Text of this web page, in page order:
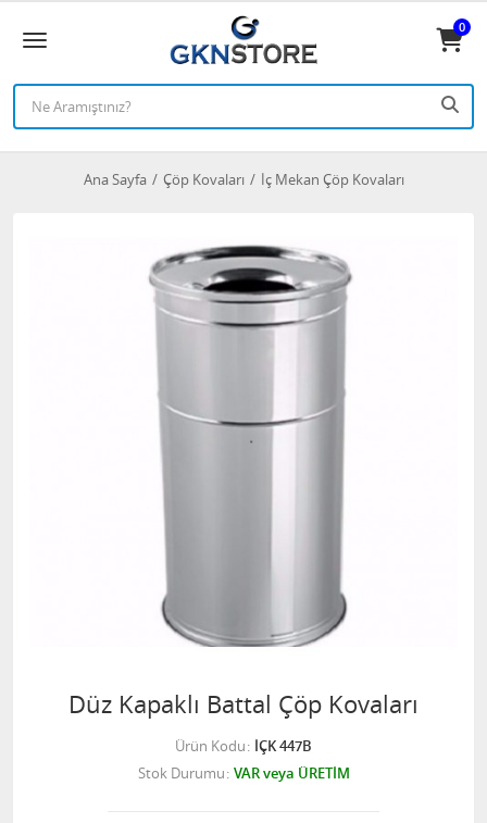
0
Ana Sayfa Çöp Kovaları İç Mekan Çöp Kovaları
Düz Kapaklı Battal Çöp Kovaları
Ürün Kodu İÇK 447B
Stok Durumu VAR veya ÜRETİM